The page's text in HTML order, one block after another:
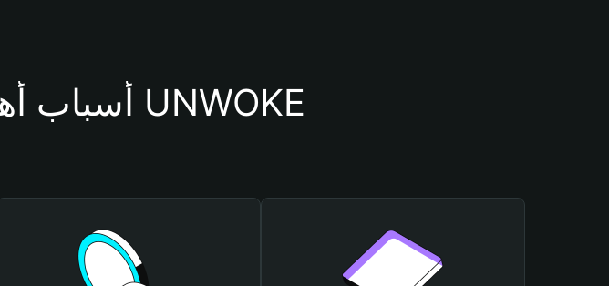
أسباب أهمية استخدام محفظة UNWOKE